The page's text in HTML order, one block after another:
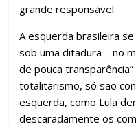
grande responsável.
A esquerda brasileira
sob uma ditadura – no
de pouca
totalitarismo, só são
esquerda, como Lula
descaradamente os